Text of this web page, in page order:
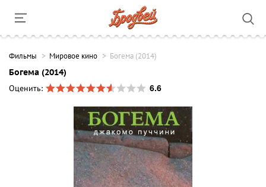
Фильмы Мировое кино Богема (2014)
Богема (2014)
Оценить:
6.6